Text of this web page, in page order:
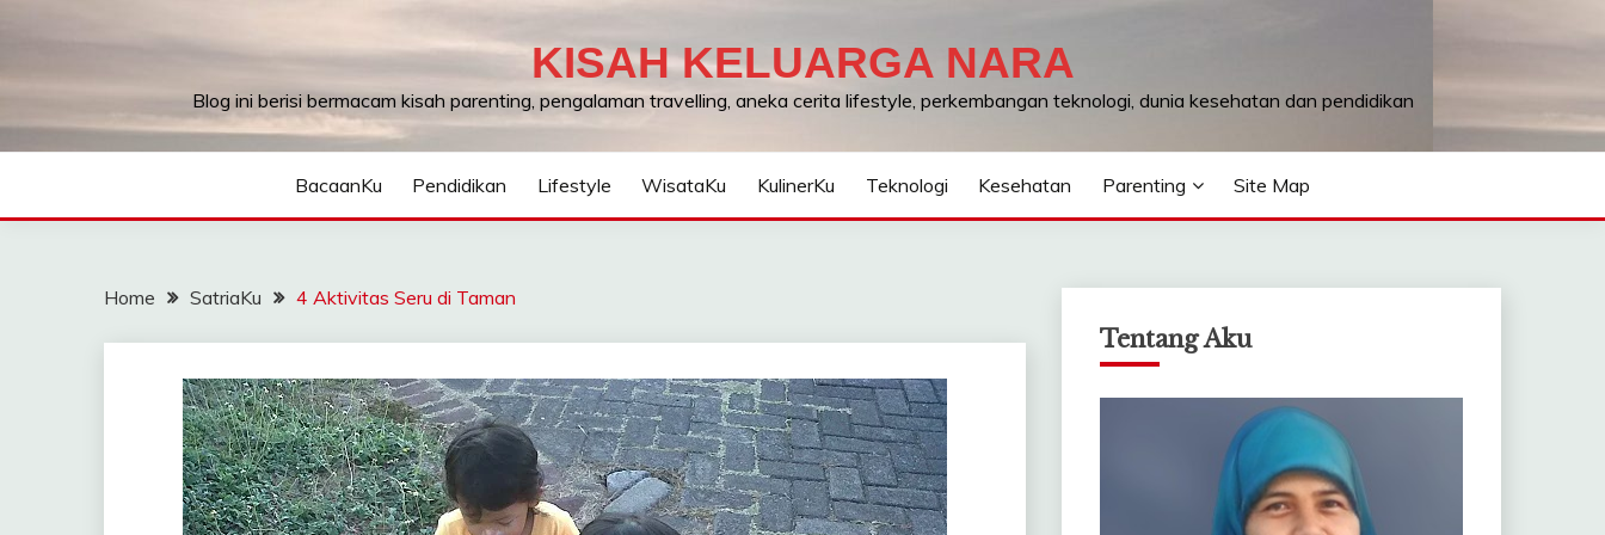
KISAH KELUARGA NARA
Blog ini berisi bermacam kisah parenting, pengalaman travelling, aneka cerita lifestyle, perkembangan teknologi, dunia kesehatan dan pendidikan
BacaanKu Pendidikan Lifestyle WisataKu KulinerKu Teknologi Kesehatan Parenting Site Map
Home SatriaKu 4 Aktivitas Seru di Taman
Tentang Aku